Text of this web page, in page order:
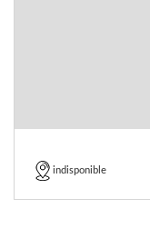
indisponible